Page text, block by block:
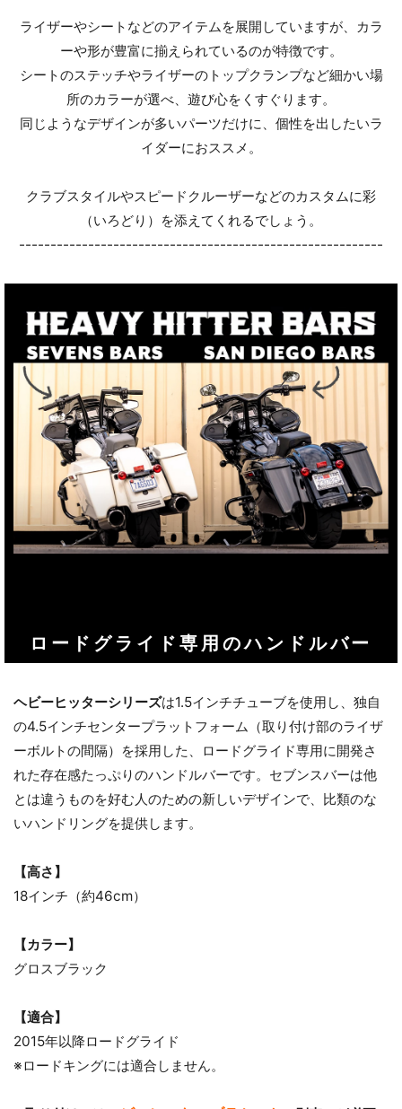
ライザーやシートなどのアイテムを展開していますが、カラ
ーや形が豊富に揃えられているのが特徴です。
シートのステッチやライザーのトップクランプなど細かい場
所のカラーが選べ、遊び心をくすぐります。
同じようなデザインが多いパーツだけに、個性を出したいラ
イダーにおススメ。
クラブスタイルやスピードクルーザーなどのカスタムに彩
（いろどり）を添えてくれるでしょう。
----------------------------------------------------------
ロードグライド専用のハンドルバー
ヘビーヒッターシリーズは1.5インチチューブを使用し、独自
の4.5インチセンタープラットフォーム（取り付け部のライザ
ーボルトの間隔）を採用した、ロードグライド専用に開発さ
れた存在感たっぷりのハンドルバーです。セブンスバーは他
とは違うものを好む人のための新しいデザインで、比類のな
いハンドリングを提供します。
【高さ】
18インチ（約46cm）
【カラー】
グロスブラック
【適合】
2015年以降ロードグライド
※ロードキングには適合しません。